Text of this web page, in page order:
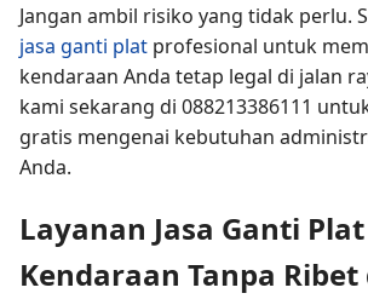
Jangan ambil risiko yang tidak perlu.
jasa ganti plat profesional untuk
kendaraan Anda tetap legal di jalan
kami sekarang di 088213386111
gratis mengenai kebutuhan
Anda.
Layanan Jasa Ganti Plat
Kendaraan Tanpa Ribet